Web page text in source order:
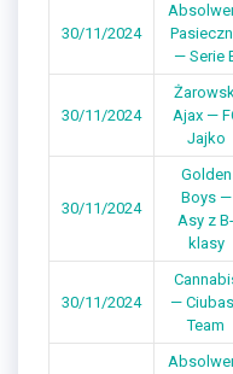
30/11/2024
— Serie
30/11/2024
Ajax —
Jajko
30/11/2024
Golden
Boys —
Asy z B-
klasy
30/11/2024
—
Team